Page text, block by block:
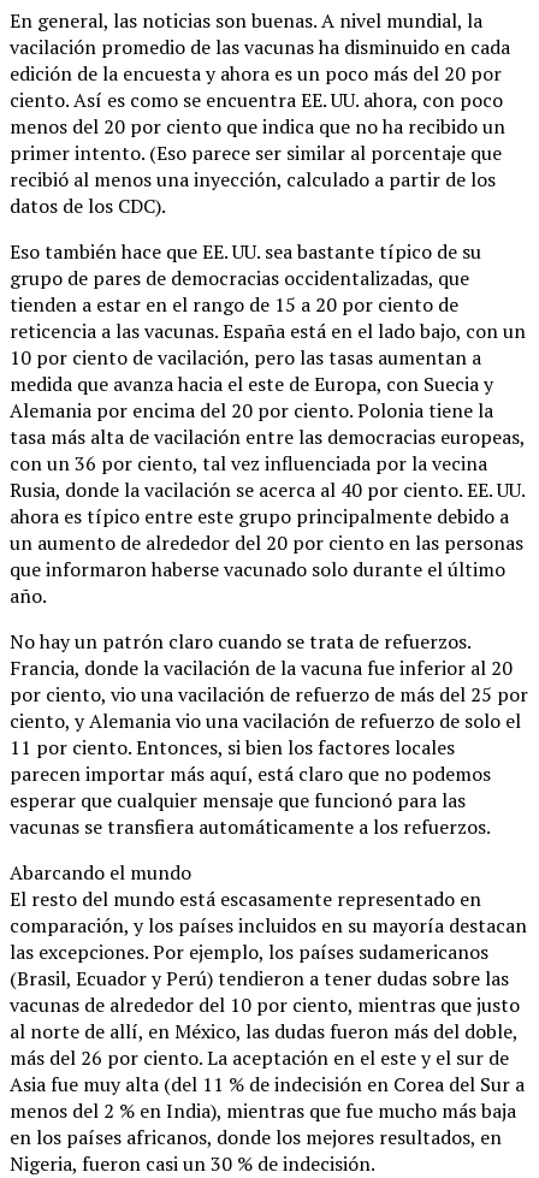
En general, las noticias son buenas. A nivel mundial, la
vacilación promedio de las vacunas ha disminuido en cada
edición de la encuesta y ahora es un poco más del 20 por
ciento. Así es como se encuentra EE. UU. ahora, con poco
menos del 20 por ciento que indica que no ha recibido un
primer intento. (Eso parece ser similar al porcentaje que
recibió al menos una inyección, calculado a partir de los
datos de los CDC).
Eso también hace que EE. UU. sea bastante típico de su
grupo de pares de democracias occidentalizadas, que
tienden a estar en el rango de 15 a 20 por ciento de
reticencia a las vacunas. España está en el lado bajo, con un
10 por ciento de vacilación, pero las tasas aumentan a
medida que avanza hacia el este de Europa, con Suecia y
Alemania por encima del 20 por ciento. Polonia tiene la
tasa más alta de vacilación entre las democracias europeas,
con un 36 por ciento, tal vez influenciada por la vecina
Rusia, donde la vacilación se acerca al 40 por ciento. EE. UU.
ahora es típico entre este grupo principalmente debido a
un aumento de alrededor del 20 por ciento en las personas
que informaron haberse vacunado solo durante el último
año.
No hay un patrón claro cuando se trata de refuerzos.
Francia, donde la vacilación de la vacuna fue inferior al 20
por ciento, vio una vacilación de refuerzo de más del 25 por
ciento, y Alemania vio una vacilación de refuerzo de solo el
11 por ciento. Entonces, si bien los factores locales
parecen importar más aquí, está claro que no podemos
esperar que cualquier mensaje que funcionó para las
vacunas se transfiera automáticamente a los refuerzos.
Abarcando el mundo
El resto del mundo está escasamente representado en
comparación, y los países incluidos en su mayoría destacan
las excepciones. Por ejemplo, los países sudamericanos
(Brasil, Ecuador y Perú) tendieron a tener dudas sobre las
vacunas de alrededor del 10 por ciento, mientras que justo
al norte de allí, en México, las dudas fueron más del doble,
más del 26 por ciento. La aceptación en el este y el sur de
Asia fue muy alta (del 11 % de indecisión en Corea del Sur a
menos del 2 % en India), mientras que fue mucho más baja
en los países africanos, donde los mejores resultados, en
Nigeria, fueron casi un 30 % de indecisión.